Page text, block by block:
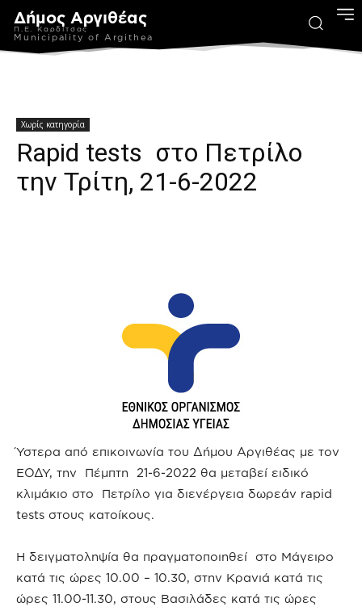
Δήμος Αργιθέας
Π.Ε. Καρδίτσας
Municipality of Argithea
Χωρίς κατηγορία
Rapid tests στο Πετρίλο
την Τρίτη, 21-6-2022
Ύστερα από επικοινωνία του Δήμου Αργιθέας με τον
ΕΟΔΥ, την Πέμπτη 21-6-2022 θα μεταβεί ειδικό
κλιμάκιο στο Πετρίλο για διενέργεια δωρεάν rapid
tests στους κατοίκους.
Η δειγματοληψία θα πραγματοποιηθεί στο Μάγειρο
κατά τις ώρες 10.00 – 10.30, στην Κρανιά κατά τις
ώρες 11.00-11.30, στους Βασιλάδες κατά τις ώρες